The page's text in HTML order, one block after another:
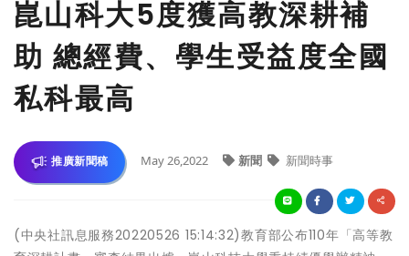
崑山科大5度獲高教深耕補
助 總經費、學生受益度全國
私科最高
推廣新聞稿 May 26,2022 新聞 新聞時事
(中央社訊息服務20220526 15:14:32)教育部公布110年「高等教